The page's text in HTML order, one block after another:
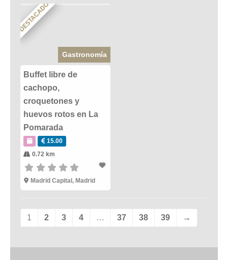
DESTACADO
Gastronomía
Buffet libre de
cachopo,
croquetones y
huevos rotos en La
Pomarada
15.00
0.72 km
Madrid Capital , Madrid
1 2 3 4 … 37 38 39 →